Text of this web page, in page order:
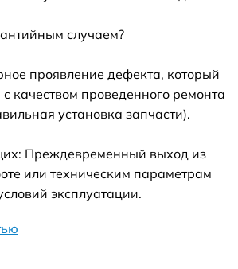
случаем?
проявление дефекта, который
качеством проведенного ремонта
установка запчасти).
Преждевременный выход из
или техническим параметрам
эксплуатации.